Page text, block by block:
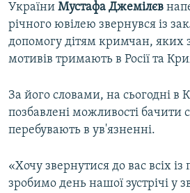
України Мустафа Джемілєв
річного ювілею звернувся із
допомогу дітям кримчан, яких
мотивів тримають в Росії та
За його словами, на сьогодні в
позбавлені можливості бачити
перебувають в ув'язненні.
«Хочу звернутися до вас всіх
зробимо день нашої зустрічі у